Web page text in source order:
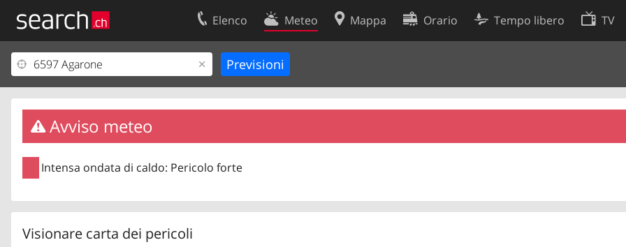
Elenco Meteo Mappa Orario Tempo libero TV
Avviso meteo
Intensa ondata di caldo: Pericolo forte
Visionare carta dei pericoli
Il vostro profolio
Area clienti
Informazioni Legali
Contatti
Condizioni d’uso
Protezione dei dati
Preferenze cookie
Sviluppatori